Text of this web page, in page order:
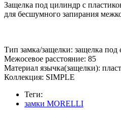
Защелка под цилиндр с
для бесшумного запирания
Тип замка/защелки: защелка под
Межосевое расстояние: 85
Материал язычка(защелки):
Коллекция: SIMPLE
Теги:
замки MORELLI